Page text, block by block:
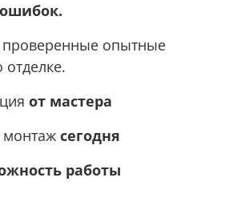
проверенные опытные
от мастера
сегодня
работы